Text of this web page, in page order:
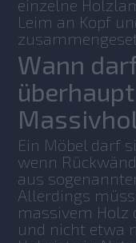
einzelne
Leim an Kopf
Wann
überhaupt
Ein Möbel darf
wenn
aus
Allerdings
massivem Holz
und nicht etwa